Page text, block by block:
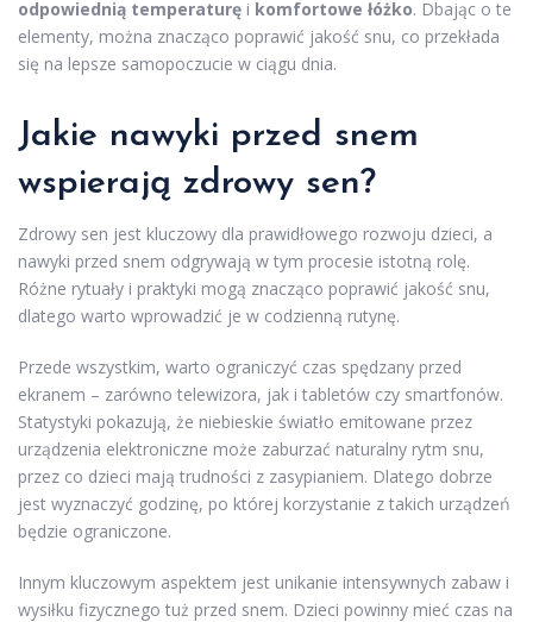
odpowiednią temperaturę i komfortowe łóżko. Dbając o te
elementy, można znacząco poprawić jakość snu, co przekłada
się na lepsze samopoczucie w ciągu dnia.
Jakie nawyki przed snem
wspierają zdrowy sen?
Zdrowy sen jest kluczowy dla prawidłowego rozwoju dzieci, a
nawyki przed snem odgrywają w tym procesie istotną rolę.
Różne rytuały i praktyki mogą znacząco poprawić jakość snu,
dlatego warto wprowadzić je w codzienną rutynę.
Przede wszystkim, warto ograniczyć czas spędzany przed
ekranem – zarówno telewizora, jak i tabletów czy smartfonów.
Statystyki pokazują, że niebieskie światło emitowane przez
urządzenia elektroniczne może zaburzać naturalny rytm snu,
przez co dzieci mają trudności z zasypianiem. Dlatego dobrze
jest wyznaczyć godzinę, po której korzystanie z takich urządzeń
będzie ograniczone.
Innym kluczowym aspektem jest unikanie intensywnych zabaw i
wysiłku fizycznego tuż przed snem. Dzieci powinny mieć czas na